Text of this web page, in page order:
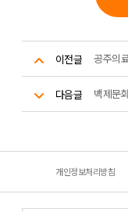
이전글 공주의
다음글 백제문
개인정보처리방침